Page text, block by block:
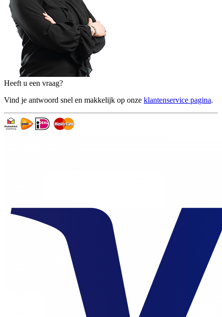
Heeft u een vraag?
Vind je antwoord snel en makkelijk op onze klantenservice pagina.